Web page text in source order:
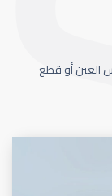
العين أو قطع